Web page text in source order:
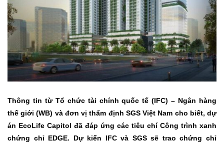
Thông tin từ Tổ chức tài chính quốc tế (IFC) – Ngân hàng
thế giới (WB) và đơn vị thẩm định SGS Việt Nam cho biết, dự
án EcoLife Capitol đã đáp ứng các tiêu chí Công trình xanh
chứng chỉ EDGE. Dự kiến IFC và SGS sẽ trao chứng chỉ